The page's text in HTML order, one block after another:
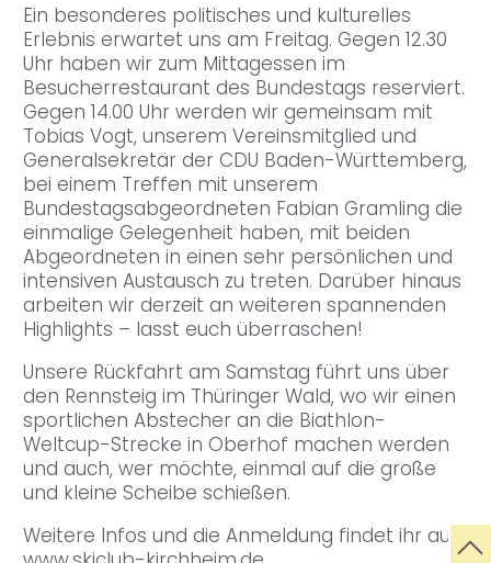
Ein besonderes politisches und kulturelles
Erlebnis erwartet uns am Freitag. Gegen 12.30
Uhr haben wir zum Mittagessen im
Besucherrestaurant des Bundestags reserviert.
Gegen 14.00 Uhr werden wir gemeinsam mit
Tobias Vogt, unserem Vereinsmitglied und
Generalsekretär der CDU Baden-Württemberg,
bei einem Treffen mit unserem
Bundestagsabgeordneten Fabian Gramling die
einmalige Gelegenheit haben, mit beiden
Abgeordneten in einen sehr persönlichen und
intensiven Austausch zu treten. Darüber hinaus
arbeiten wir derzeit an weiteren spannenden
Highlights – lasst euch überraschen!
Unsere Rückfahrt am Samstag führt uns über
den Rennsteig im Thüringer Wald, wo wir einen
sportlichen Abstecher an die Biathlon-
Weltcup-Strecke in Oberhof machen werden
und auch, wer möchte, einmal auf die große
und kleine Scheibe schießen.
Weitere Infos und die Anmeldung findet ihr auf